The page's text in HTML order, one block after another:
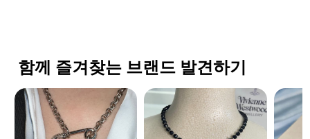
함께 즐겨찾는 브랜드 발견하기